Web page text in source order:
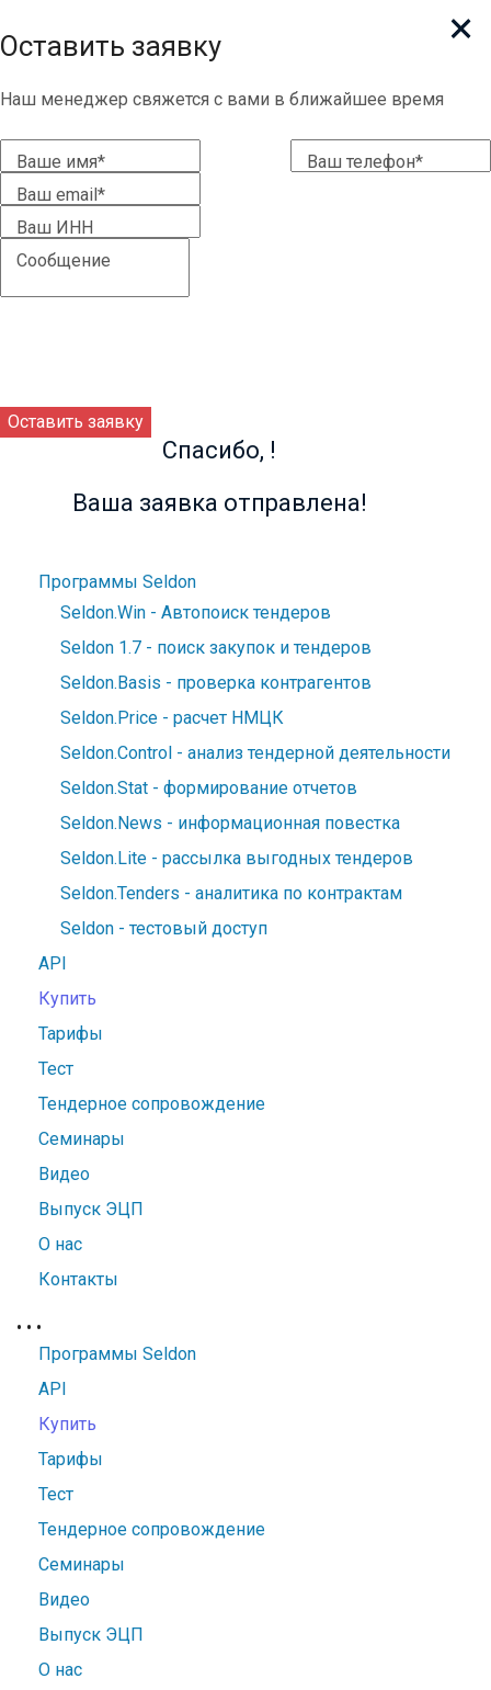
✕
Оставить заявку
Наш менеджер свяжется с вами в ближайшее время
Ваше имя* Ваш телефон*
Ваш email*
Ваш ИНН
Сообщение
✕
Спасибо, !
Ваша заявка отправлена!
Программы Seldon
Seldon.Win - Автопоиск тендеров
Seldon 1.7 - поиск закупок и тендеров
Seldon.Basis - проверка контрагентов
Seldon.Price - расчет НМЦК
Seldon.Control - анализ тендерной деятельности
Seldon.Stat - формирование отчетов
Seldon.News - информационная повестка
Seldon.Lite - рассылка выгодных тендеров
Seldon.Tenders - аналитика по контрактам
Seldon - тестовый доступ
API
Купить
Тарифы
Тест
Тендерное сопровождение
Семинары
Видео
Выпуск ЭЦП
О нас
Контакты
• • •
Программы Seldon
API
Купить
Тарифы
Тест
Тендерное сопровождение
Семинары
Видео
Выпуск ЭЦП
О нас